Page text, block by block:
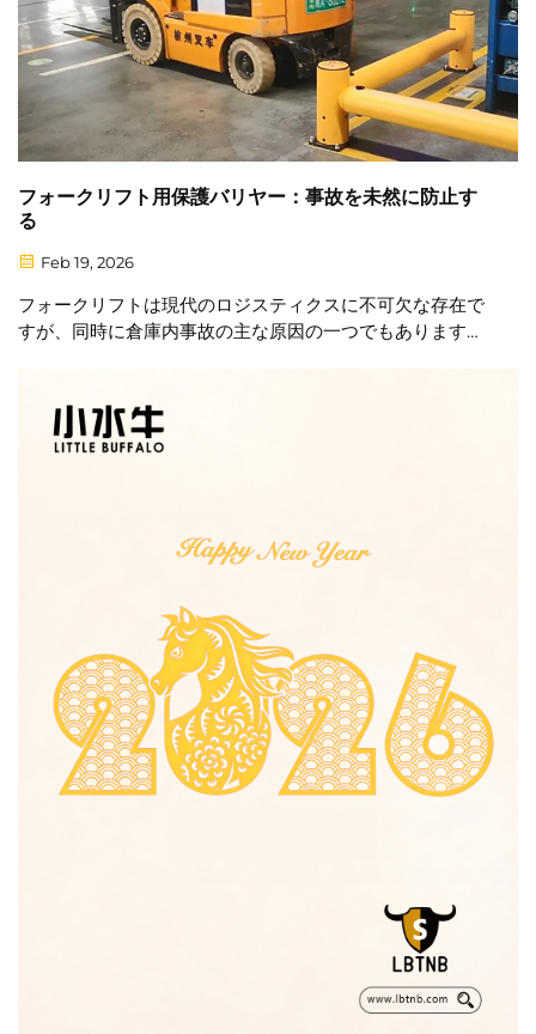
フォークリフト用保護バリヤー：事故を未然に防止す
る
Feb 19, 2026
フォークリフトは現代のロジスティクスに不可欠な存在で
すが、同時に倉庫内事故の主な原因の一つでもあります。
ールを超えて 今日…